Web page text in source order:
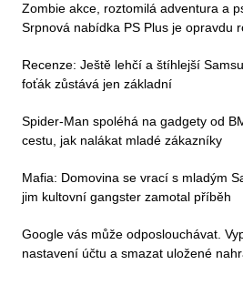
Zombie akce, roztomilá adventura a
Srpnová nabídka PS Plus je opravdu
Recenze: Ještě lehčí a štíhlejší
foťák zůstává jen základní
Spider-Man spoléhá na gadgety od
cestu, jak nalákat mladé zákazníky
Mafia: Domovina se vrací s mladým
jim kultovní gangster zamotal příběh
Google vás může odposlouchávat.
nastavení účtu a smazat uložené